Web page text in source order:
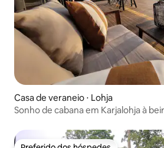
Casa de veraneio ⋅ Lohja
Sonho de cabana em Karjalohja à